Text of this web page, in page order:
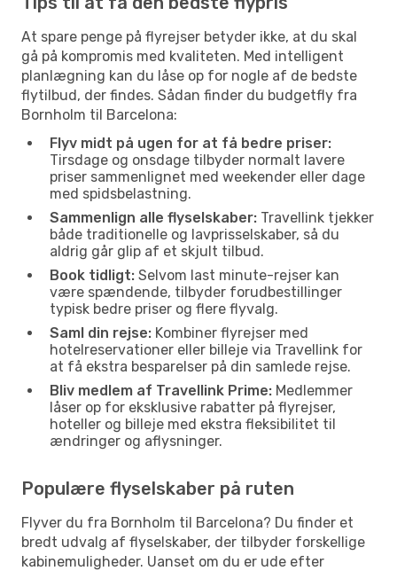
At spare penge på flyrejser betyder ikke, at du skal
gå på kompromis med kvaliteten. Med intelligent
planlægning kan du låse op for nogle af de bedste
flytilbud, der findes. Sådan finder du budgetfly fra
Bornholm til Barcelona:
Flyv midt på ugen for at få bedre priser:
Tirsdage og onsdage tilbyder normalt lavere
priser sammenlignet med weekender eller dage
med spidsbelastning.
Sammenlign alle flyselskaber: Travellink tjekker
både traditionelle og lavprisselskaber, så du
aldrig går glip af et skjult tilbud.
Book tidligt: Selvom last minute-rejser kan
være spændende, tilbyder forudbestillinger
typisk bedre priser og flere flyvalg.
Saml din rejse: Kombiner flyrejser med
hotelreservationer eller billeje via Travellink for
at få ekstra besparelser på din samlede rejse.
Bliv medlem af Travellink Prime: Medlemmer
låser op for eksklusive rabatter på flyrejser,
hoteller og billeje med ekstra fleksibilitet til
ændringer og aflysninger.
Populære flyselskaber på ruten
Flyver du fra Bornholm til Barcelona? Du finder et
bredt udvalg af flyselskaber, der tilbyder forskellige
kabinemuligheder. Uanset om du er ude efter